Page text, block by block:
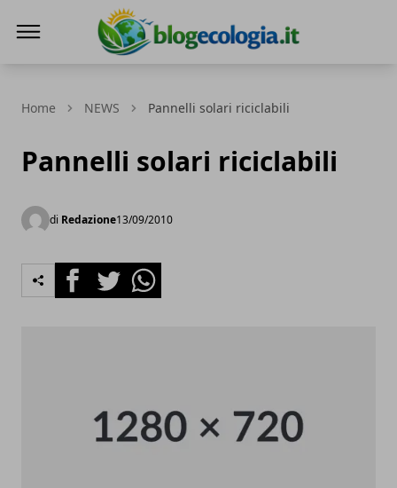
Home NEWS Pannelli solari riciclabili
Pannelli solari riciclabili
di Redazione13/09/2010
FacebookTwitterWhatsapp